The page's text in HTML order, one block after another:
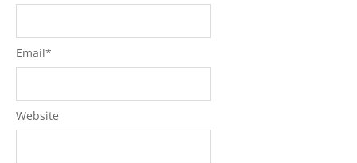
Email*
Website